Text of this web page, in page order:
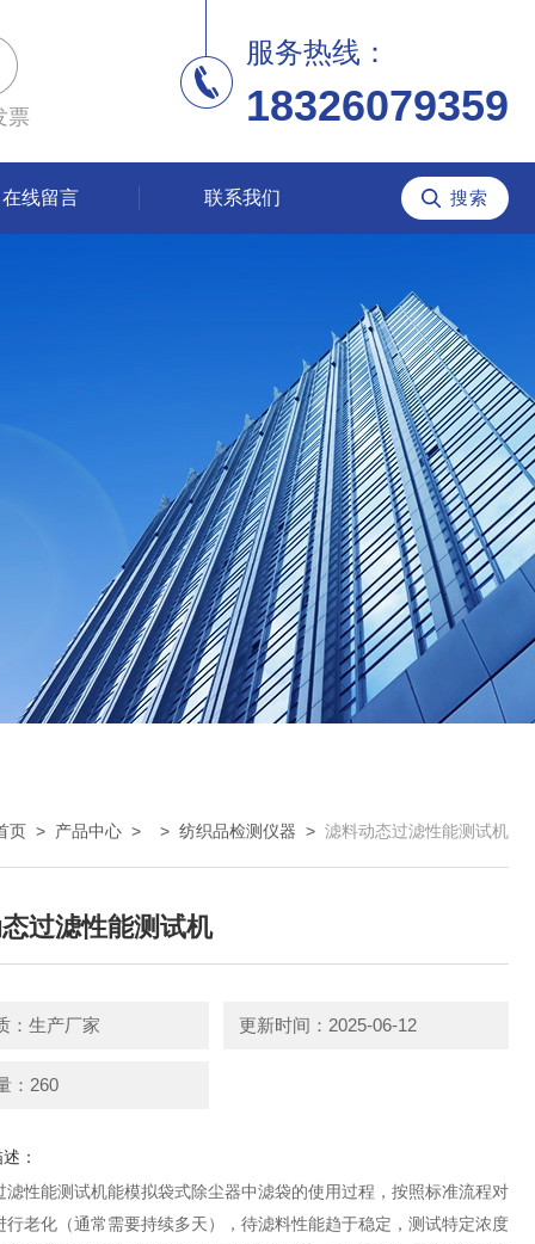
票
服务热线：
18326079359
在线留言 联系我们
页 > 产品中心 > > 纺织品检测仪器 > 滤料动态过滤性能测试机
过滤性能测试机
：生产厂家 更新时间：2025-06-12
：260
：
滤性能测试机能模拟袋式除尘器中滤袋的使用过程，按照标准流程对
行老化（通常需要持续多天），待滤料性能趋于稳定，测试特定浓度